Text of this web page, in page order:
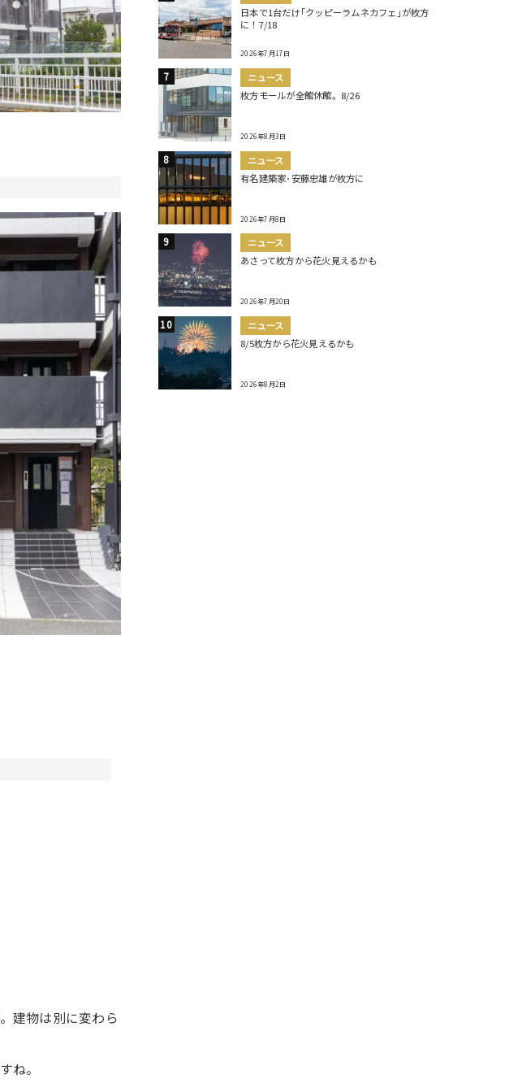
建物は別に変わら
ね。
日本で1台だけ｢クッピーラムネカフェ｣が枚方
に！7/18
2026年7月17日
ニュース
枚方モールが全館休館。8/26
2026年8月3日
ニュース
有名建築家･安藤忠雄が枚方に
2026年7月8日
ニュース
あさって枚方から花火見えるかも
2026年7月20日
ニュース
8/5枚方から花火見えるかも
2026年8月2日